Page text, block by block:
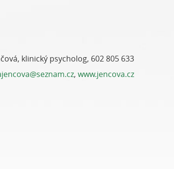
klinický psycholog, 602 805 633
, www.jencova.cz